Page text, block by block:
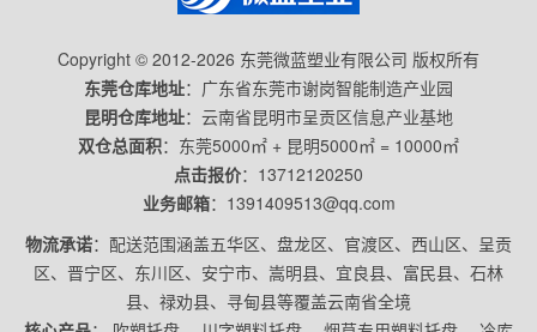
Copyright © 2012-2026 东莞微蓝塑业有限公司 版权所有
东莞仓库地址：广东省东莞市谢岗智能制造产业园
昆明仓库地址：云南省昆明市呈贡区信息产业基地
双仓总面积：东莞5000㎡ + 昆明5000㎡ = 10000㎡
点击报价： 13712120250
业务邮箱： 1391409513@qq.com
物流承诺：配送范围涵盖五华区、盘龙区、官渡区、西山区、呈贡
区、晋宁区、东川区、安宁市、嵩明县、宜良县、富民县、石林
县、禄劝县、寻甸县等覆盖云南省全境